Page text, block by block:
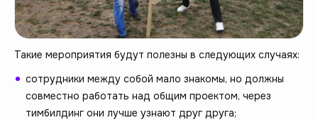
Такие мероприятия будут полезны в следующих случаях:
сотрудники между собой мало знакомы, но должны
совместно работать над общим проектом, через
тимбилдинг они лучше узнают друг друга;